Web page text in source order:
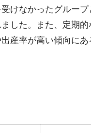
けなかったグルー
した。また、定期
産率が高い傾向に